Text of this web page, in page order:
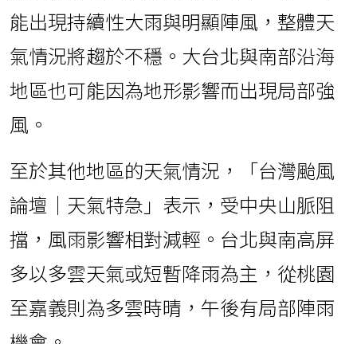
能出現持續性大雨與明顯陣風，整體天
氣情況將趨於不穩。大台北與南部沿海
地區也可能因為地形影響而出現局部強
風。
至於其他地區的天氣情況，「台灣颱風
論壇｜天氣特急」表示，受中央山脈阻
擋，風雨影響相對減輕。台北與南高屏
多以多雲天氣或短暫降雨為主，從桃園
至嘉義則為多雲時晴，午後有局部陣雨